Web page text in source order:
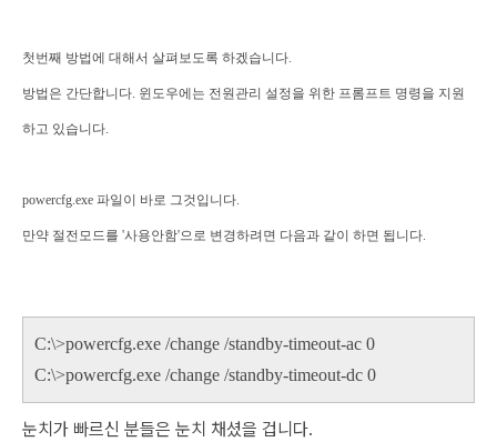
첫번째 방법에 대해서 살펴보도록 하겠습니다.
방법은 간단합니다. 윈도우에는 전원관리 설정을 위한 프롬프트 명령을 지원
하고 있습니다.
powercfg.exe 파일이 바로 그것입니다.
만약 절전모드를 '사용안함'으로 변경하려면 다음과 같이 하면 됩니다.
C:\>powercfg.exe /change /standby-timeout-ac 0
C:\>powercfg.exe /change /standby-timeout-dc 0
눈치가 빠르신 분들은 눈치 채셨을 겁니다.